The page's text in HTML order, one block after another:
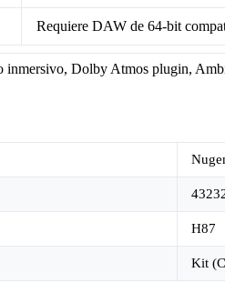
Requiere DAW de 64-bit
Dolby Atmos plugin,
H87
Kit